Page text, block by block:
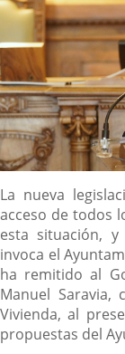
Descripción
La nueva
acceso de todos
esta situación,
invoca el
ha remitido al
Manuel Saravia,
Vivienda, al
propuestas del